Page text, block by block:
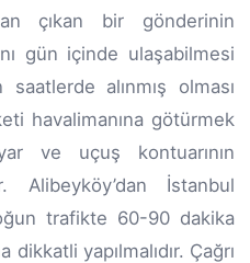
çıkan bir gönderinin
gün içinde ulaşabilmesi
alınmış olması
havalimanına götürmek
ve uçuş kontuarının
Alibeyköy’dan İstanbul
trafikte 60-90 dakika
yapılmalıdır. Çağrı